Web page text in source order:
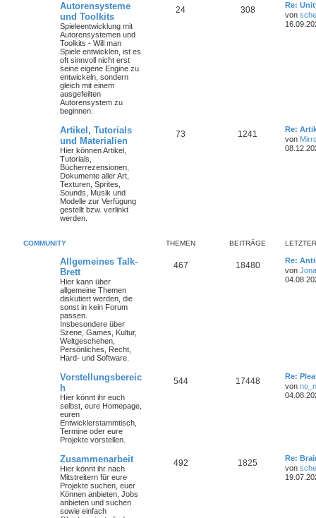
Autorensysteme
und Toolkits
Spieleentwicklung mit
Autorensystemen und
Toolkits - Will man
Spiele entwicklen, ist es
oft sinnvoll nicht erst
seine eigene Engine zu
entwickeln, sondern
gleich mit einem
ausgefeilten
Autorensystem zu
beginnen.
24 308
Re:
von
Artikel, Tutorials
und Materialien
Hier können Artikel,
Tutorials,
Bücherrezensionen,
Dokumente aller Art,
Texturen, Sprites,
Sounds, Musik und
Modelle zur Verfügung
gestellt bzw. verlinkt
werden.
73 1241
Re:
von
COMMUNITY THEMEN BEITRÄGE
Allgemeines Talk-
Brett
Hier kann über
allgemeine Themen
diskutiert werden, die
sonst in kein Forum
passen.
Insbesondere über
Szene, Games, Kultur,
Weltgeschehen,
Persönliches, Recht,
Hard- und Software.
467 18480
Re:
von
Vorstellungsbereic
h
Hier könnt ihr euch
selbst, eure Homepage,
euren
Entwicklerstammtisch,
Termine oder eure
Projekte vorstellen.
544 17448
Re:
von
Zusammenarbeit
Hier könnt ihr nach
Mitstreitern für eure
Projekte suchen, euer
Können anbieten, Jobs
anbieten und suchen
sowie einfach
492 1825
Re:
von